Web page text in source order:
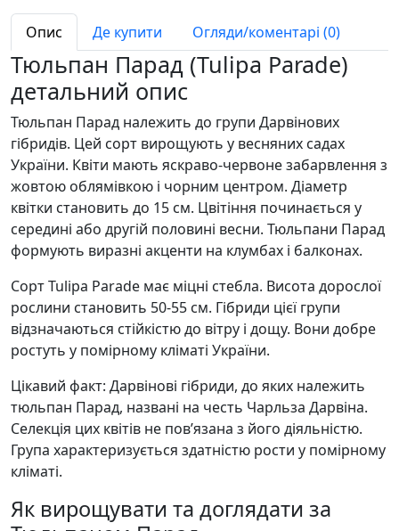
Опис Де купити Огляди/коментарі (0)
Тюльпан Парад (Tulipa Parade)
детальний опис
Тюльпан Парад належить до групи Дарвінових
гібридів. Цей сорт вирощують у весняних садах
України. Квіти мають яскраво-червоне забарвлення з
жовтою облямівкою і чорним центром. Діаметр
квітки становить до 15 см. Цвітіння починається у
середині або другій половині весни. Тюльпани Парад
формують виразні акценти на клумбах і балконах.
Сорт Tulipa Parade має міцні стебла. Висота дорослої
рослини становить 50-55 см. Гібриди цієї групи
відзначаються стійкістю до вітру і дощу. Вони добре
ростуть у помірному кліматі України.
Цікавий факт: Дарвінові гібриди, до яких належить
тюльпан Парад, названі на честь Чарльза Дарвіна.
Селекція цих квітів не пов’язана з його діяльністю.
Група характеризується здатністю рости у помірному
кліматі.
Як вирощувати та доглядати за